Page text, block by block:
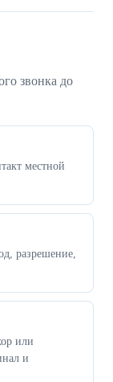
звонка до
местной
разрешение,
или
и